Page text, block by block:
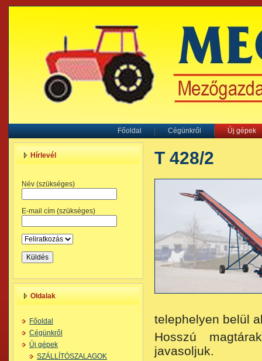
Főoldal Cégünkről Új gépek
Hírlevél
Név (szükséges)
E-mail cím (szükséges)
Oldalak
Főoldal
Cégünkről
Új gépek
SZÁLLÍTÓSZALAGOK
T 428/2
telephelyen belül
Hosszú
javasoljuk.